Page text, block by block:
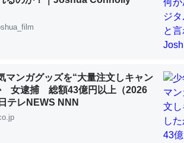
ルシウムも酸素も不足してて両方に不利だから
海にいる鋏角類（カブトガニ・ウミグモ）は
カルシウムを大量に使う脊椎動物と貝類は苦労
マンガグッズを“大量注文しキャン
女逮捕 総額43億円以上（2026
テレNEWS NNN